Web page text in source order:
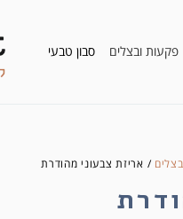
סבון טבעי פקעות ובצלים
/ אריזת צבעוני מהודרת